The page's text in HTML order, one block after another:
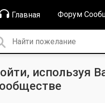
Главная Форум
используя